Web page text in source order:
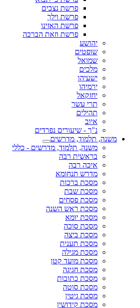
פרשת נצבים
פרשת וילך
פרשת האזינו
פרשת וזאת הברכה
יהושע
שופטים
שמואל
מלכים
ישעיהו
ירמיהו
יחזקאל
תרי עשר
תהילים
איוב
נ"ך - שיעורים נפרדים
משנה, תלמוד, מדרשים
משנה, תלמוד, מדרשים - כללי
בראשית רבה
איכה רבה
מדרש תנחומא
מסכת ברכות
מסכת שבת
מסכת פסחים
מסכת ראש השנה
מסכת יומא
מסכת סוכה
מסכת ביצה
מסכת תענית
מסכת מגילה
מסכת מועד קטן
מסכת חגיגה
מסכת כתובות
מסכת סוטה
מסכת גיטין
מסכת קידושין